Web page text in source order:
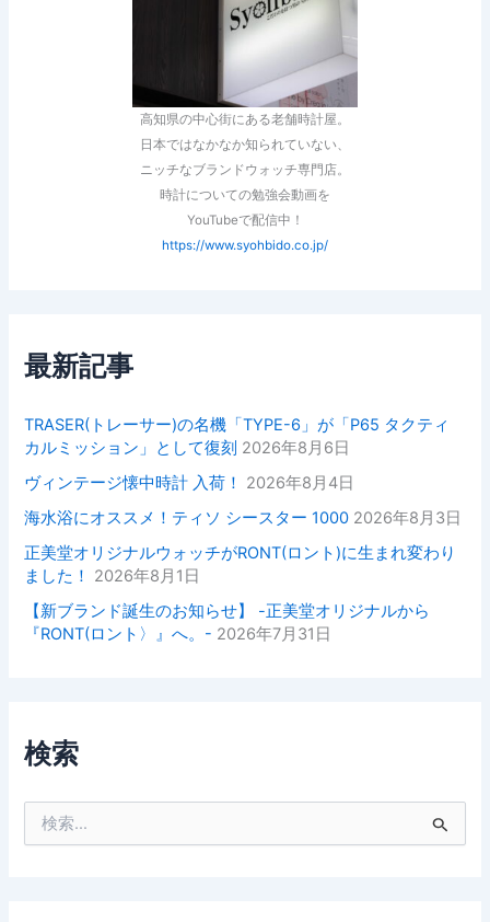
高知県の中心街にある老舗時計屋。
日本ではなかなか知られていない、
ニッチなブランドウォッチ専門店。
時計についての勉強会動画を
YouTubeで配信中！
https://www.syohbido.co.jp/
最新記事
TRASER(トレーサー)の名機「TYPE-6」が「P65 タクティ
カルミッション」として復刻 2026年8月6日
ヴィンテージ懐中時計 入荷！
2026年8月4日
海水浴にオススメ！ティソ シースター 1000 2026年8月3日
正美堂オリジナルウォッチがRONT(ロント)に生まれ変わり
ました！
2026年8月1日
【新ブランド誕生のお知らせ】 -正美堂オリジナルから
『RONT(ロント〉』へ。- 2026年7月31日
検索